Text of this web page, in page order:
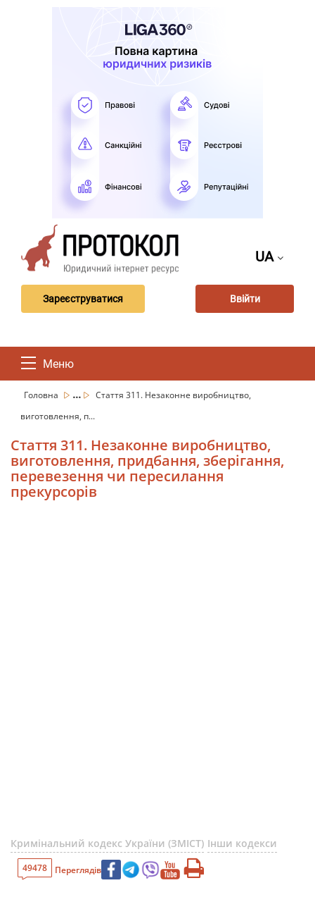
UA
Зареєструватися Ввійти
Меню
Головна ...
Стаття 311. Незаконне виробництво,
виготовлення, п...
Стаття 311. Незаконне виробництво,
виготовлення, придбання, зберігання,
перевезення чи пересилання
прекурсорів
Кримінальний кодекс України (ЗМІСТ) Інши кодекси
49478 Переглядів